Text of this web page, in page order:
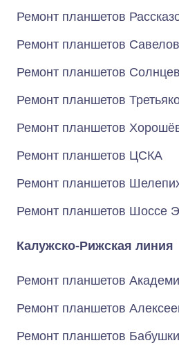
Ремонт планшетов
Ремонт планшетов
Ремонт планшетов
Ремонт планшетов
Ремонт планшетов
Ремонт планшетов ЦСКА
Ремонт планшетов
Ремонт планшетов Шоссе
Калужско-Рижская линия
Ремонт планшетов
Ремонт планшетов
Ремонт планшетов